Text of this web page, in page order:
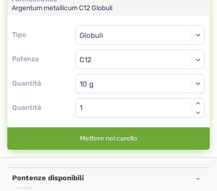
Argentum metallicumC12Globuli
Tipo
Tipo
Potenza
Globuli
C12
Quantità
Globuli
Quantità
Mettere nel carello
Pontenze disponibili